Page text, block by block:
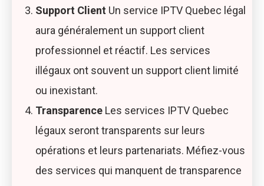
Support Client Un service IPTV Quebec légal
aura généralement un support client
professionnel et réactif. Les services
illégaux ont souvent un support client limité
ou inexistant.
Transparence Les services IPTV Quebec
légaux seront transparents sur leurs
opérations et leurs partenariats. Méfiez-vous
des services qui manquent de transparence